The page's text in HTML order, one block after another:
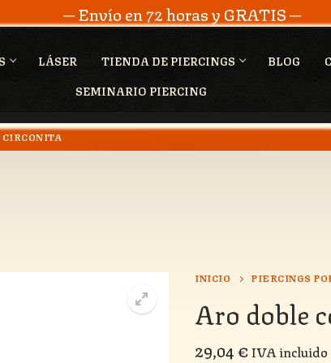
─ Envío en 72 horas y GRATIS ─
LÁSER TIENDA DE PIERCINGS BLOG
SEMINARIO PIERCING
CIRCONITA
INICIO PIERCINGS
Aro doble
29,04€ IVA incluido